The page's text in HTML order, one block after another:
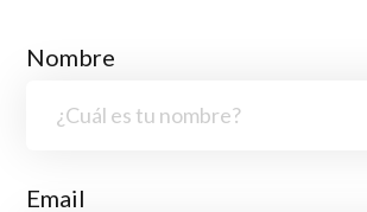
Nombre
Email